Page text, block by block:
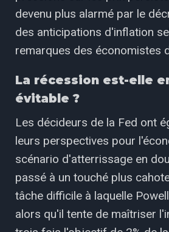
devenu plus alarmé par le
des anticipations d'inflation
remarques des économistes
La récession est-elle
évitable ?
Les décideurs de la Fed ont
leurs perspectives pour
scénario d'atterrissage en
passé à un touché plus
tâche difficile à laquelle
alors qu'il tente de maîtriser